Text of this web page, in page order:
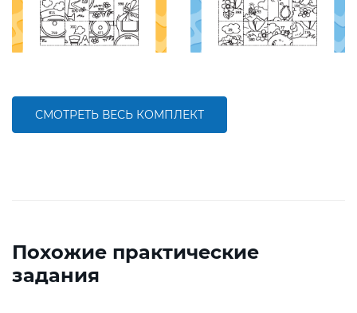
СМОТРЕТЬ ВЕСЬ КОМПЛЕКТ
Похожие практические
задания